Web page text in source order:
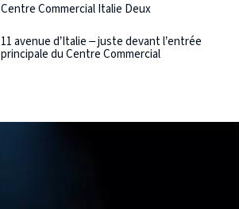
Centre Commercial Italie Deux
11 avenue d’Italie – juste devant l’entrée
principale du Centre Commercial